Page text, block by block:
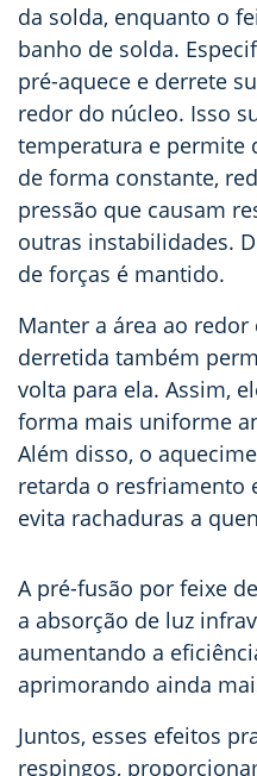
da solda, enquanto o
banho de solda.
pré-aquece e derrete
redor do núcleo. Isso
temperatura e permite
de forma constante,
pressão que causam
outras instabilidades.
de forças é mantido.
Manter a área ao
derretida também
volta para ela. Assim,
forma mais uniforme
Além disso, o
retarda o resfriamento
evita rachaduras a
A pré-fusão por feixe
a absorção de luz
aumentando a
aprimorando ainda
Juntos, esses efeitos
respingos,